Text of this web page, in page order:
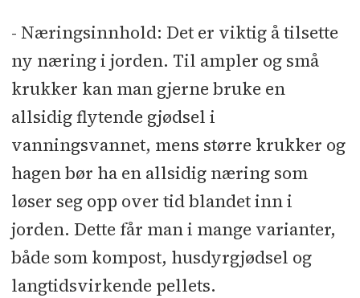
- Næringsinnhold: Det er viktig å tilsette
ny næring i jorden. Til ampler og små
krukker kan man gjerne bruke en
allsidig flytende gjødsel i
vanningsvannet, mens større krukker og
hagen bør ha en allsidig næring som
løser seg opp over tid blandet inn i
jorden. Dette får man i mange varianter,
både som kompost, husdyrgjødsel og
langtidsvirkende pellets.